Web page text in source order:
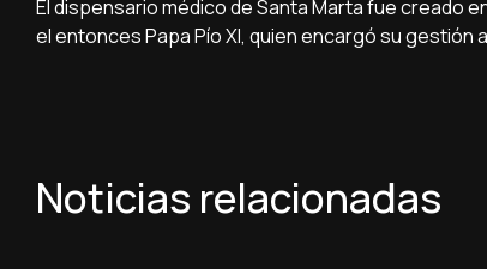
El dispensario médico de Santa Marta fue creado
el entonces Papa Pío XI, quien encargó su gestión
Noticias relacionadas